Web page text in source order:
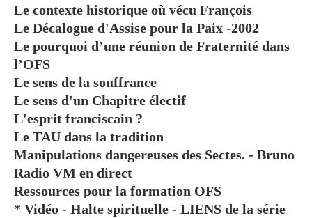
Le contexte historique où vécu François
Le Décalogue d'Assise pour la Paix -2002
Le pourquoi d’une réunion de Fraternité dans
l’OFS
Le sens de la souffrance
Le sens d'un Chapitre électif
L'esprit franciscain ?
Le TAU dans la tradition
Manipulations dangereuses des Sectes. - Bruno
Radio VM en direct
Ressources pour la formation OFS
* Vidéo - Halte spirituelle - LIENS de la série